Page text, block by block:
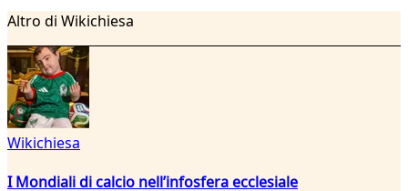
Altro di Wikichiesa
Wikichiesa
I Mondiali di calcio nell’infosfera ecclesiale